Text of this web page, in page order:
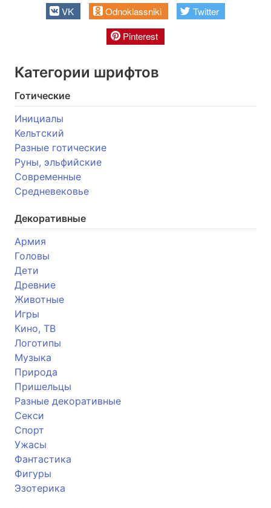
VK Odnoklassniki
Twitter
Pinterest
Категории шрифтов
Готические
Инициалы
Кельтский
Разные готические
Руны, эльфийские
Современные
Средневековье
Декоративные
Армия
Головы
Дети
Древние
Животные
Игры
Кино, ТВ
Логотипы
Музыка
Природа
Пришельцы
Разные декоративные
Секси
Спорт
Ужасы
Фантастика
Фигуры
Эзотерика